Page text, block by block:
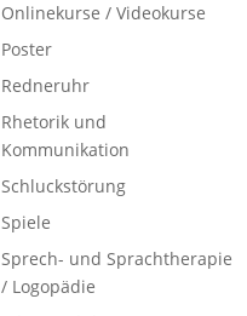
Onlinekurse / Videokurse
Poster
Redneruhr
Rhetorik und
Kommunikation
Schluckstörung
Spiele
Sprech- und Sprachtherapie
/ Logopädie